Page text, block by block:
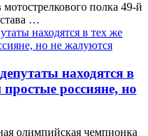
полка 49-й
…
находятся в
россияне, но
олимпийская чемпионка